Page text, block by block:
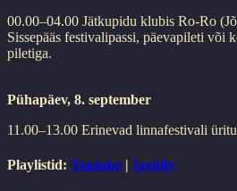
00.00–04.00 Jätkupidu klubis Ro-Ro
Sissepääs festivalipassi, päevapileti või
piletiga.
Pühapäev, 8. september
11.00–13.00 Erinevad linnafestivali
Playlistid: Youtube | Spotify